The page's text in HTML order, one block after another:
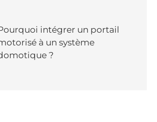
intégrer un portail
à un système
?